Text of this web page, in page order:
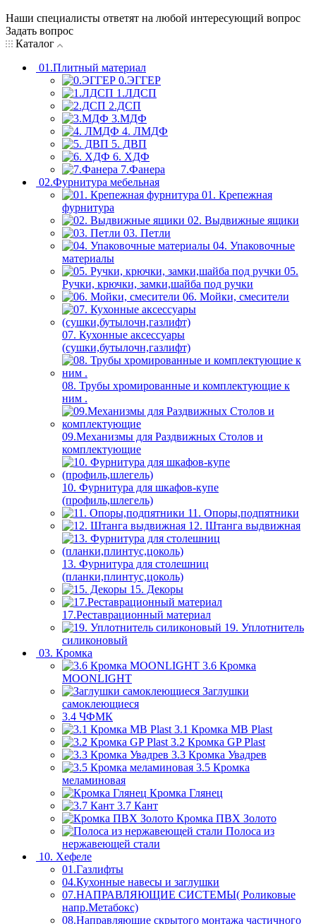
Наши специалисты ответят на любой интересующий вопрос
Задать вопрос
Каталог
01.Плитный материал
0.ЭГГЕР
1.ЛДСП
2.ДСП
3.МДФ
4. ЛМДФ
5. ДВП
6. ХДФ
7.Фанера
02.Фурнитура мебельная
01. Крепежная
фурнитура
02. Выдвижные ящики
03. Петли
04. Упаковочные
материалы
05.
Ручки, крючки, замки,шайба под ручки
06. Мойки, смесители
07. Кухонные аксессуары
(сушки,бутылочн,газлифт)
08. Трубы хромированные и комплектующие к
ним .
09.Механизмы для Раздвижных Столов и
комплектующие
10. Фурнитура для шкафов-купе
(профиль,шлегель)
11. Опоры,подпятники
12. Штанга выдвижная
13. Фурнитура для столешниц
(планки,плинтус,цоколь)
15. Декоры
17.Реставрационный материал
19. Уплотнитель
силиконовый
03. Кромка
3.6 Кромка
MOONLIGHT
Заглушки
самоклеющиеся
3.4 ЧФМК
3.1 Кромка MB Plast
3.2 Кромка GP Plast
3.3 Кромка Увадрев
3.5 Кромка
меламиновая
Кромка Глянец
3.7 Кант
Кромка ПВХ Золото
Полоса из
нержавеющей стали
10. Хефеле
01.Газлифты
04.Кухонные навесы и заглушки
07.НАПРАВЛЯЮЩИЕ СИСТЕМЫ( Роликовые
напр.Метабокс)
08.Направляющие скрытого монтажа частичного